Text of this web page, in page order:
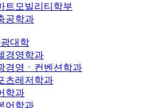
트모빌리티학부
공학과
대학
경영학과
경영ㆍ컨벤션학과
츠레저학과
학과
어학과